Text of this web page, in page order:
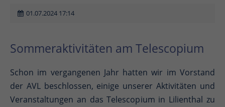
01.07.2024 17:14
Sommeraktivitäten am Telescopium
Schon im vergangenen Jahr hatten wir im Vorstand
der AVL beschlossen, einige unserer Aktivitäten und
Veranstaltungen an das Telescopium in Lilienthal zu